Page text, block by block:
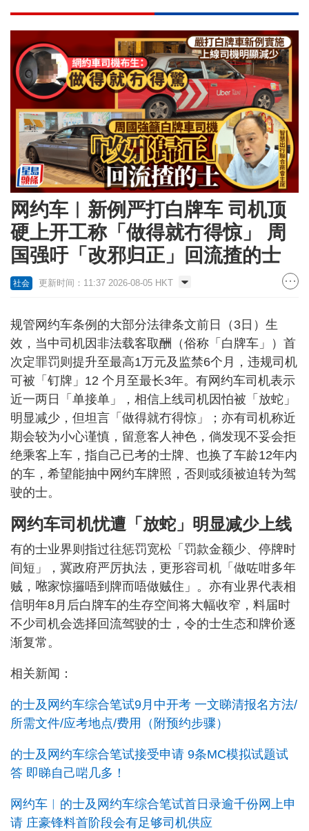
网约车︱新例严打白牌车 司机顶
硬上开工称「做得就冇得惊」 周
国强吁「改邪归正」回流揸的士
社会 更新时间：11:37 2026-08-05 HKT
规管网约车条例的大部分法律条文前日（3日）生
效，当中司机因非法载客取酬（俗称「白牌车」）首
次定罪罚则提升至最高1万元及监禁6个月，违规司机
可被「钉牌」12 个月至最长3年。有网约车司机表示
近一两日「单接单」，相信上线司机因怕被「放蛇」
明显减少，但坦言「做得就冇得惊」；亦有司机称近
期会较为小心谨慎，留意客人神色，倘发现不妥会拒
绝乘客上车，指自己已考的士牌、也换了车龄12年内
的车，希望能抽中网约车牌照，否则或须被迫转为驾
驶的士。
网约车司机忧遭「放蛇」明显减少上线
有的士业界则指过往惩罚宽松「罚款金额少、停牌时
间短」，冀政府严厉执法，更形容司机「做咗咁多年
贼，𠵱家惊攞唔到牌而唔做贼住」。亦有业界代表相
信明年8月后白牌车的生存空间将大幅收窄，料届时
不少司机会选择回流驾驶的士，令的士生态和牌价逐
渐复常。
相关新闻：
的士及网约车综合笔试9月中开考 一文睇清报名方法/
所需文件/应考地点/费用（附预约步骤）
的士及网约车综合笔试接受申请 9条MC模拟试题试
答 即睇自己啱几多！
网约车︱的士及网约车综合笔试首日录逾千份网上申
请 庄豪锋料首阶段会有足够司机供应